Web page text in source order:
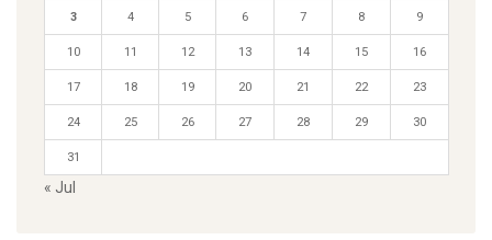
3 4 5 6 7 8 9
10 11 12 13 14 15 16
17 18 19 20 21 22 23
24 25 26 27 28 29 30
31
« Jul